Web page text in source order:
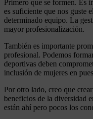
Primero que se formen. Es
es suficiente que nos guste
determinado equipo. La
mayor profesionalización.
También es importante
profesional. Podemos
deportivas deben
inclusión de mujeres en
Por otro lado, creo que
beneficios de la diversidad
están ahí pero pocos los